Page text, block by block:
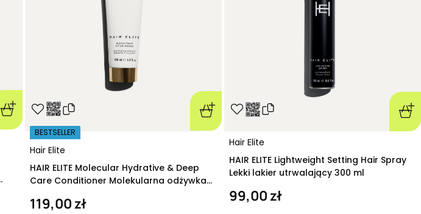
Hair Elite
BESTSELLER
HAIR ELITE Molecular Hydrative & Deep
Care Conditioner Molekularna odżywka
119,00 zł
Hair Elite
HAIR ELITE Lightweight Setting Hair Spray
Lekki lakier utrwalający 300 ml
99,00 zł